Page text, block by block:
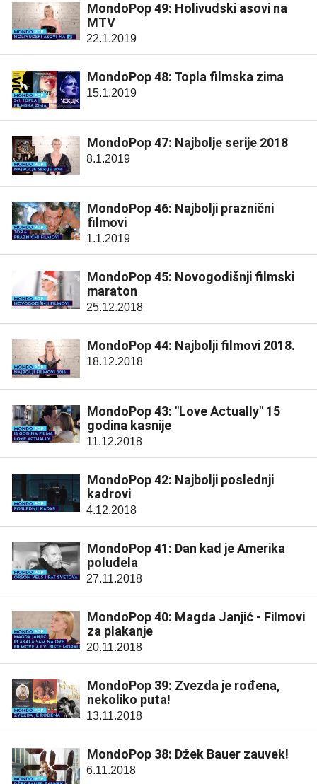
MondoPop 49: Holivudski asovi na
MTV
22.1.2019
MondoPop 48: Topla filmska zima
15.1.2019
MondoPop 47: Najbolje serije 2018
8.1.2019
MondoPop 46: Najbolji praznični
filmovi
1.1.2019
MondoPop 45: Novogodišnji filmski
maraton
25.12.2018
MondoPop 44: Najbolji filmovi 2018.
18.12.2018
MondoPop 43: "Love Actually" 15
godina kasnije
11.12.2018
MondoPop 42: Najbolji poslednji
kadrovi
4.12.2018
MondoPop 41: Dan kad je Amerika
poludela
27.11.2018
MondoPop 40: Magda Janjić - Filmovi
za plakanje
20.11.2018
MondoPop 39: Zvezda je rođena,
nekoliko puta!
13.11.2018
MondoPop 38: Džek Bauer zauvek!
6.11.2018